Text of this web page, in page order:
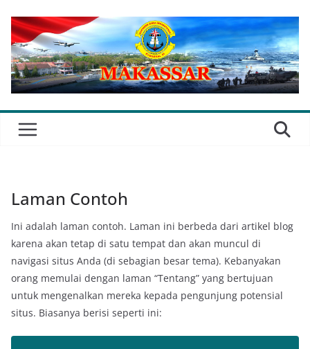
content
Laman Contoh
Ini adalah laman contoh. Laman ini berbeda dari artikel blog
karena akan tetap di satu tempat dan akan muncul di
navigasi situs Anda (di sebagian besar tema). Kebanyakan
orang memulai dengan laman “Tentang” yang bertujuan
untuk mengenalkan mereka kepada pengunjung potensial
situs. Biasanya berisi seperti ini: